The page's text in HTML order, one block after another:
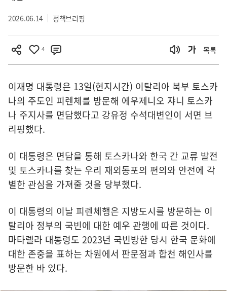
2026.06.14 정책브리핑
4 목록
이재명 대통령은 13일(현지시간) 이탈리아 북부 토스카
나의 주도인 피렌체를 방문해 에우제니오 쟈니 토스카
나 주지사를 면담했다고 강유정 수석대변인이 서면 브
리핑했다.
이 대통령은 면담을 통해 토스카나와 한국 간 교류 발전
및 토스카나를 찾는 우리 재외동포의 편의와 안전에 각
별한 관심을 가져줄 것을 당부했다.
이 대통령의 이날 피렌체행은 지방도시를 방문하는 이
탈리아 정부의 국빈에 대한 예우 관행에 따른 것이다.
마타렐라 대통령도 2023년 국빈방한 당시 한국 문화에
대한 존중을 표하는 차원에서 판문점과 합천 해인사를
방문한 바 있다.